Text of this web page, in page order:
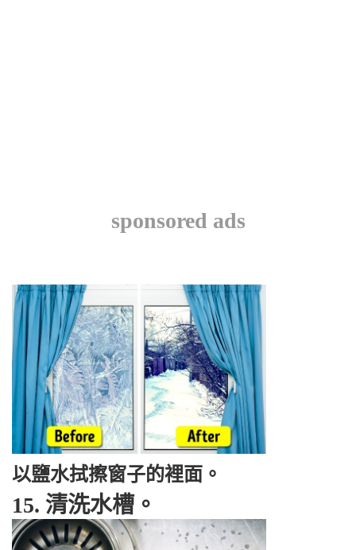
sponsored ads
以鹽水拭擦窗子的裡面。
15. 清洗水槽。